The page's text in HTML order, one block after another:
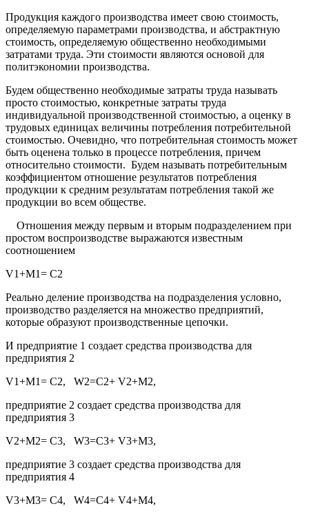
Продукция каждого производства имеет свою стоимость,
определяемую параметрами производства, и абстрактную
стоимость, определяемую общественно необходимыми
затратами труда. Эти стоимости являются основой для
политэкономии производства.
Будем общественно необходимые затраты труда называть
просто стоимостью, конкретные затраты труда
индивидуальной производственной стоимостью, а оценку в
трудовых единицах величины потребления потребительной
стоимостью. Очевидно, что потребительная стоимость может
быть оценена только в процессе потребления, причем
относительно стоимости. Будем называть потребительным
коэффициентом отношение результатов потребления
продукции к средним результатам потребления такой же
продукции во всем обществе.
Отношения между первым и вторым подразделением при
простом воспроизводстве выражаются известным
соотношением
V1+M1= C2
Реально деление производства на подразделения условно,
производство разделяется на множество предприятий,
которые образуют производственные цепочки.
И предприятие 1 создает средства производства для
предприятия 2
V1+M1= C2, W2=C2+ V2+M2,
предприятие 2 создает средства производства для
предприятия 3
V2+M2= C3, W3=C3+ V3+M3,
предприятие 3 создает средства производства для
предприятия 4
V3+M3= C4, W4=C4+ V4+M4,